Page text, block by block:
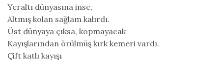
Yeraltı dünyasına inse,
Altmış kolan sağlam kalırdı.
Üst dünyaya çıksa, kopmayacak
Kayışlarından örülmüş kırk kemeri vardı.
Çift katlı kayışı